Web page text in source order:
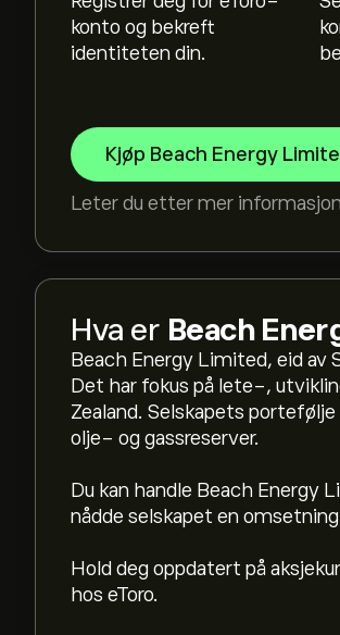
konto og bekreft
identiteten din.
Kjøp Beach Energy
Leter du etter mer
Hva er Beach
Beach Energy Limited, eid av
Det har fokus på lete-,
Zealand. Selskapets portefølje
olje- og gassreserver.
Du kan handle Beach Energy
nådde selskapet en
Hold deg oppdatert på
hos eToro.
Den nåværende prisen på
Det gjennomsnittlige